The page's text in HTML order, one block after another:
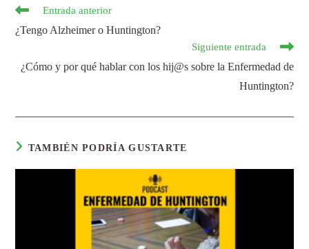
Entrada anterior
¿Tengo Alzheimer o Huntington?
Siguiente entrada
¿Cómo y por qué hablar con los hij@s sobre la Enfermedad de
Huntington?
TAMBIÉN PODRÍA GUSTARTE